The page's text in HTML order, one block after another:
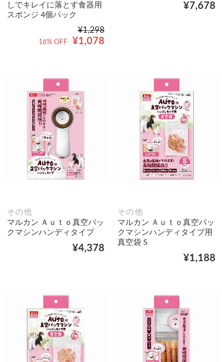
しでキレイに落とす食器用
スポンジ 4個パック
¥1,298
¥1,078
16% OFF
¥7,678
その他
マルカン Ａｕｔｏ真空パッ
クマシンハンディタイプ
¥4,378
その他
マルカン Ａｕｔｏ真空パッ
クマシンハンディタイプ用
真空袋 S
¥1,188